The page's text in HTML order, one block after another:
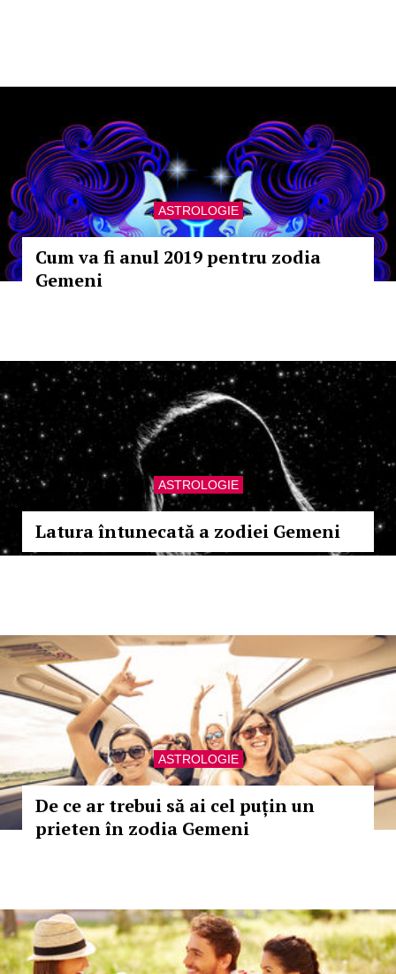
ASTROLOGIE
Cum va fi anul 2019 pentru zodia
Gemeni
ASTROLOGIE
Latura întunecată a zodiei Gemeni
ASTROLOGIE
De ce ar trebui să ai cel puțin un
prieten în zodia Gemeni